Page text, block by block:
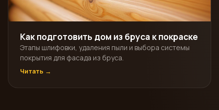
Как подготовить дом из бруса к покраске
Этапы шлифовки, удаления пыли и выбора системы
покрытия для фасада из бруса.
Читать →